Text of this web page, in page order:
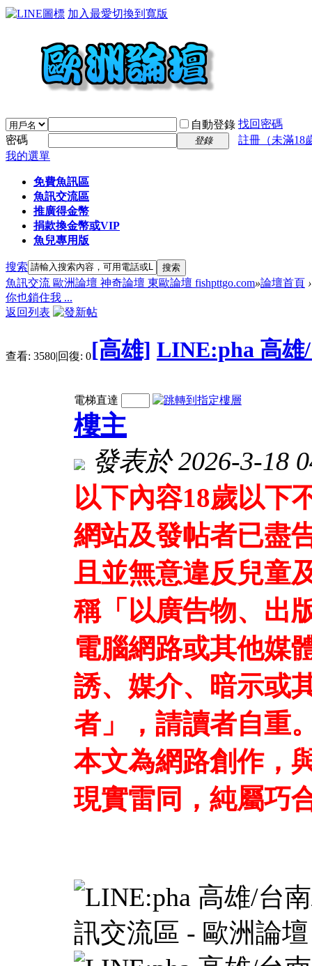
加入最愛切換到寬版
自動登錄 找回密碼
密碼
登錄
註冊（未滿18
我的選單
免費魚訊區
魚訊交流區
推廣得金幣
捐款換金幣或VIP
魚兒專用版
搜索 搜索
魚訊交流 歐洲論壇 神奇論壇 東歐論壇 fishpttgo.com»論壇首頁 ›
你也鎖住我 ...
返回列表
查看: 3580|回復: 0[高雄] LINE:pha 高雄
電梯直達
樓主
發表於 2026-3-18
以下內容18歲以下
網站及發帖者已盡
且並無意違反兒童
稱「以廣告物、出
電腦網路或其他媒
誘、媒介、暗示或
者」，請讀者自重
本文為網路創作，
現實雷同，純屬巧